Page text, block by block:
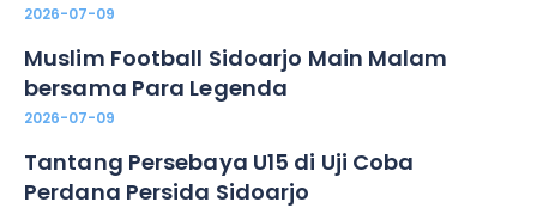
2026-07-09
Muslim Football Sidoarjo Main Malam
bersama Para Legenda
2026-07-09
Tantang Persebaya U15 di Uji Coba
Perdana Persida Sidoarjo